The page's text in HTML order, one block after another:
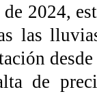
2024,
las
de